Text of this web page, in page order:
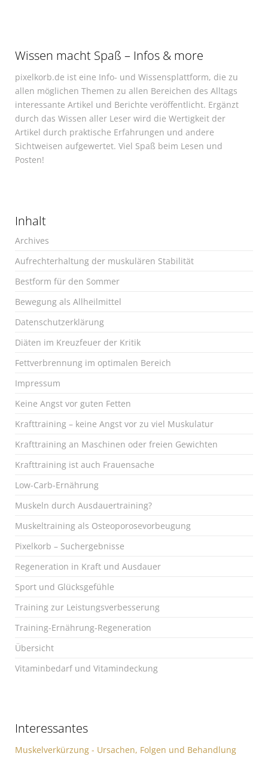
Wissen macht Spaß – Infos & more
pixelkorb.de ist eine Info- und Wissensplattform, die zu
allen möglichen Themen zu allen Bereichen des Alltags
interessante Artikel und Berichte veröffentlicht. Ergänzt
durch das Wissen aller Leser wird die Wertigkeit der
Artikel durch praktische Erfahrungen und andere
Sichtweisen aufgewertet. Viel Spaß beim Lesen und
Posten!
Inhalt
Archives
Aufrechterhaltung der muskulären Stabilität
Bestform für den Sommer
Bewegung als Allheilmittel
Datenschutzerklärung
Diäten im Kreuzfeuer der Kritik
Fettverbrennung im optimalen Bereich
Impressum
Keine Angst vor guten Fetten
Krafttraining – keine Angst vor zu viel Muskulatur
Krafttraining an Maschinen oder freien Gewichten
Krafttraining ist auch Frauensache
Low-Carb-Ernährung
Muskeln durch Ausdauertraining?
Muskeltraining als Osteoporosevorbeugung
Pixelkorb – Suchergebnisse
Regeneration in Kraft und Ausdauer
Sport und Glücksgefühle
Training zur Leistungsverbesserung
Training-Ernährung-Regeneration
Übersicht
Vitaminbedarf und Vitamindeckung
Interessantes
Muskelverkürzung - Ursachen, Folgen und Behandlung